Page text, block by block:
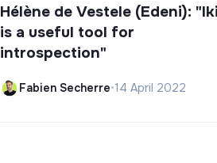
Hélène de Vestele (Edeni):
is a useful tool for
introspection"
Fabien Secherre•14 April 2022